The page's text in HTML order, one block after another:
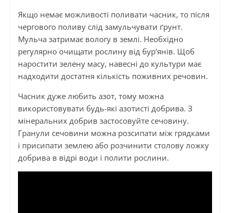
Якщо немає можливості поливати часник, то після
чергового поливу слід замульчувати ґрунт.
Мульча затримає вологу в землі. Необхідно
регулярно очищати рослину від бур’янів. Щоб
наростити зелену масу, навесні до культури має
надходити достатня кількість поживних речовин.
Часник дуже любить азот, тому можна
використовувати будь-які азотисті добрива. З
мінеральних добрив застосовуйте сечовину.
Гранули сечовини можна розсипати між грядками
і присипати землею або розчинити столову ложку
добрива в відрі води і полити рослини.